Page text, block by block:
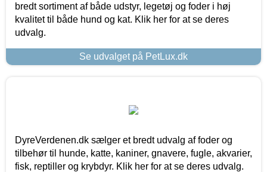
bredt sortiment af både udstyr, legetøj og foder i høj
kvalitet til både hund og kat. Klik her for at se deres
udvalg.
Se udvalget på PetLux.dk
DyreVerdenen.dk sælger et bredt udvalg af foder og
tilbehør til hunde, katte, kaniner, gnavere, fugle, akvarier,
fisk, reptiller og krybdyr. Klik her for at se deres udvalg.